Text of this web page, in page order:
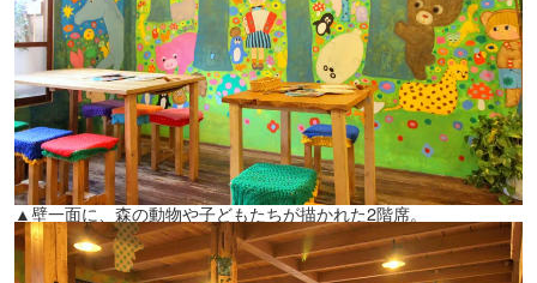
▲壁一面に、森の動物や子どもたちが描かれた2階席。